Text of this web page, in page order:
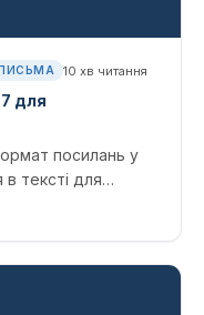
10 хв читання
7 для
посилань у
в тексті для
пов’язаних із ШІ,